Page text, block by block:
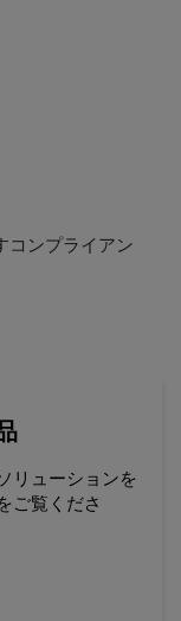
コンプライアン
リューションを
ご覧くださ